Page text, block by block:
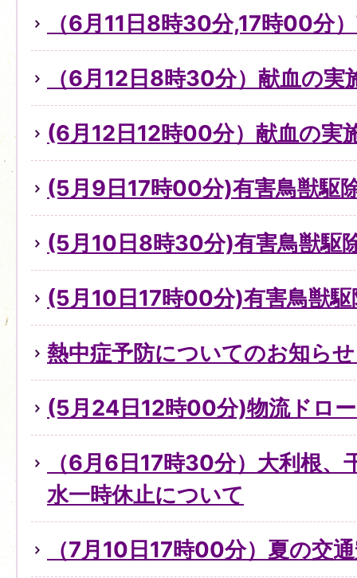
（6月11日8時30分,17時00分
（6月12日8時30分）献血の実
(6月12日12時00分）献血の実
(5月9日17時00分)有害鳥獣駆
(5月10日8時30分)有害鳥獣駆
(5月10日17時00分)有害鳥獣
熱中症予防についてのお知ら
(5月24日12時00分)物流ドロ
（6月6日17時30分）大利根、
水一時休止について
（7月10日17時00分）夏の交